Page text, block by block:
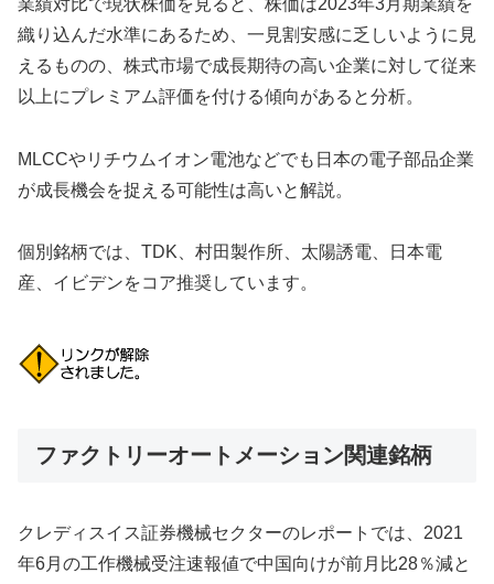
織り込んだ水準にあるため、一見割安感に乏しいように見
えるものの、株式市場で成長期待の高い企業に対して従来
以上にプレミアム評価を付ける傾向があると分析。
MLCCやリチウムイオン電池などでも日本の電子部品企業
が成長機会を捉える可能性は高いと解説。
個別銘柄では、TDK、村田製作所、太陽誘電、日本電
産、イビデンをコア推奨しています。
ファクトリーオートメーション関連銘柄
クレディスイス証券機械セクターのレポートでは、2021
年6月の工作機械受注速報値で中国向けが前月比28％減と